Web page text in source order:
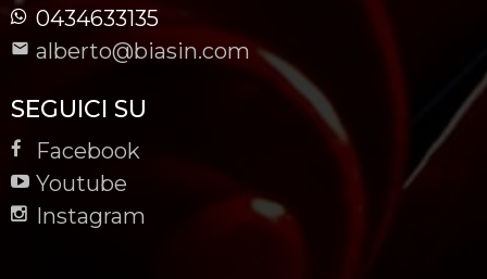
0434633135
alberto@biasin.com
SEGUICI SU
Facebook
Youtube
Instagram